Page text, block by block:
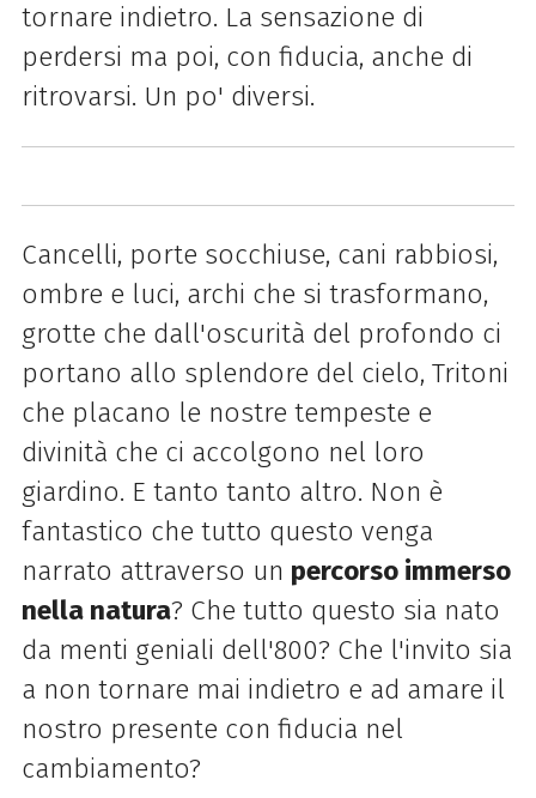
tornare indietro. La sensazione di
perdersi ma poi, con fiducia, anche di
ritrovarsi. Un po' diversi.
Cancelli, porte socchiuse, cani rabbiosi,
ombre e luci, archi che si trasformano,
grotte che dall'oscurità del profondo ci
portano allo splendore del cielo, Tritoni
che placano le nostre tempeste e
divinità che ci accolgono nel loro
giardino. E tanto tanto altro. Non è
fantastico che tutto questo venga
narrato attraverso un percorso immerso
nella natura? Che tutto questo sia nato
da menti geniali dell'800? Che l'invito sia
a non tornare mai indietro e ad amare il
nostro presente con fiducia nel
cambiamento?